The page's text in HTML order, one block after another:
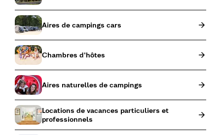
Aires de campings cars
Chambres d'hôtes
Aires naturelles de campings
Locations de vacances particuliers et
professionnels